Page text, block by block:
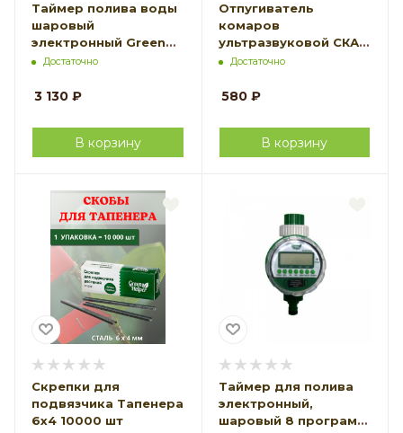
Таймер полива воды
шаровый
электронный Green
Helper GA-319N
Достаточно
3 130 ₽
В корзину
Отпугиватель
комаров
ультразвуковой СКАТ
44-1
Достаточно
580₽
В корзину
Скрепки для
подвязчика Тапенера
6x4 10000 шт
Таймер для полива
электронный,
шаровый 8 программ